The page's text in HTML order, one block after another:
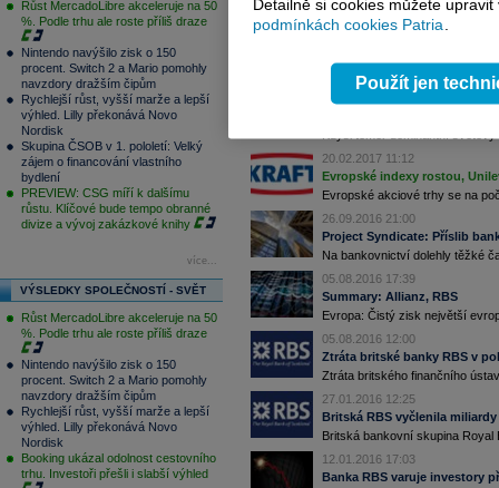
Růst MercadoLibre akceleruje na 50
%. Podle trhu ale roste příliš draze
Nintendo navýšilo zisk o 150
procent. Switch 2 a Mario pomohly
navzdory dražším čipům
Rychlejší růst, vyšší marže a lepší
výhled. Lilly překonává Novo
Nordisk
Skupina ČSOB v 1. pololetí: Velký
zájem o financování vlastního
bydlení
PREVIEW: CSG míří k dalšímu
růstu. Klíčové bude tempo obranné
divize a vývoj zakázkové knihy
více...
VÝSLEDKY SPOLEČNOSTÍ - SVĚT
Růst MercadoLibre akceleruje na 50
%. Podle trhu ale roste příliš draze
Nintendo navýšilo zisk o 150
procent. Switch 2 a Mario pomohly
navzdory dražším čipům
Rychlejší růst, vyšší marže a lepší
výhled. Lilly překonává Novo
Nordisk
Booking ukázal odolnost cestovního
trhu. Investoři přešli i slabší výhled
14.03.2017 10:40
24.02.2017 11:46
20.02.2017 11:12
Evropské indexy rostou,
Evropské akciové trhy se na
26.09.2016 21:00
Project Syndicate: Příslib
Na bankovnictví dolehly těžké
05.08.2016 17:39
Summary: Allianz, RBS
Evropa: Čistý zisk největší
05.08.2016 12:00
Ztráta britské banky RBS v
Ztráta britského finančního
27.01.2016 12:25
Britská RBS vyčlenila
Britská bankovní skupina Royal
12.01.2016 17:03
Banka RBS varuje investory
Detailně si cookies můžete
podmínkách cookies Patria.
Použít jen